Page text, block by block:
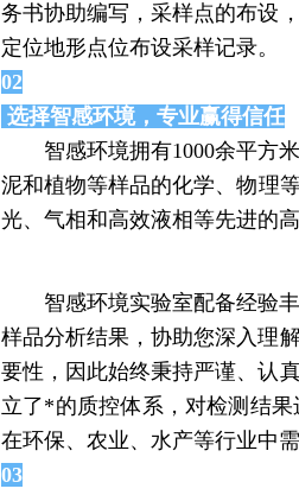
务书协助编写，采样点的布设
定位地形点位布设采样记录。
02
选择智感环境，专业赢得信任
智感环境拥有1000余平方
泥和植物等样品的化学、物理
光、气相和高效液相等先进的
智感环境实验室配备经验
样品分析结果，协助您深入理
要性，因此始终秉持严谨、认
立了*的质控体系，对检测结
在环保、农业、水产等行业中
03